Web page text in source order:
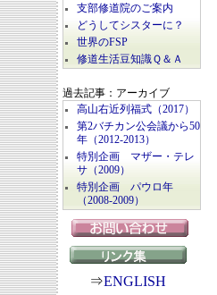
支部修道院のご案内
どうしてシスターに？
世界のFSP
修道生活豆知識Ｑ＆Ａ
過去記事：アーカイブ
高山右近列福式（2017）
第2バチカン公会議から50
年（2012-2013）
特別企画 マザー・テレ
サ（2009）
特別企画 パウロ年
（2008-2009）
⇒ENGLISH